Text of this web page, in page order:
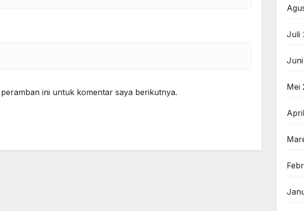
ini untuk komentar saya berikutnya.
Juli
Mei